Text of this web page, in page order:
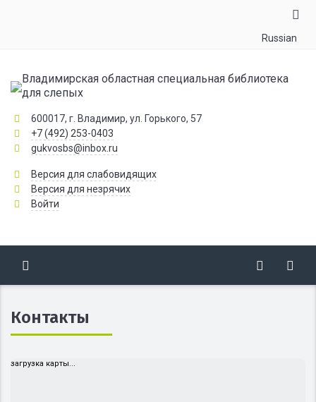
Russian
Владимирская областная специальная библиотека
для слепых
600017, г. Владимир, ул. Горького, 57
+7 (492) 253-0403
gukvosbs@inbox.ru
Версия для слабовидящих
Версия для незрячих
Войти
Контакты
загрузка карты...